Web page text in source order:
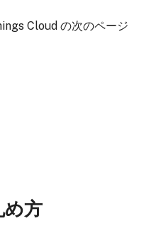
Cloud の次のページ
め方